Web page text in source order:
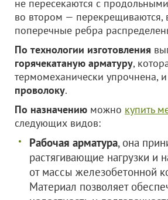
не пересекаются с
во втором — перекрещиваются,
поперечные ребра
По технологии изготовления
горячекатаную арматуру,
термомеханически упрочнена,
проволоку.
По назначению можно купить
следующих видов:
Рабочая арматура, она
растягивающие нагрузки и
от массы железобетонной
Материал позволяет